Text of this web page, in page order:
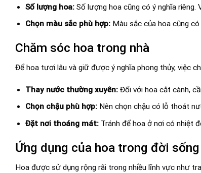
Số lượng hoa:Số lượng hoa cũng có ý nghĩa riêng.
Chọn màu sắc phù hợp:Màu sắc của hoa cũng có
Chăm sóc hoa trong nhà
Để hoa tươi lâu và giữ được ý nghĩa phong thủy, việc
Thay nước thường xuyên:Đối với hoa cắt cành,
Chọn chậu phù hợp:Nên chọn chậu có lỗ thoát
Đặt nơi thoáng mát:Tránh để hoa ở nơi có nhiệt
Ứng dụng của hoa trong đời sống
Hoa được sử dụng rộng rãi trong nhiều lĩnh vực như